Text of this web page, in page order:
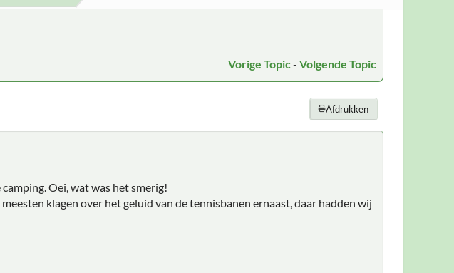
Vorige Topic - Volgende Topic
Afdrukken
Oei, wat was het smerig!
klagen over het geluid van de tennisbanen ernaast, daar hadden wij